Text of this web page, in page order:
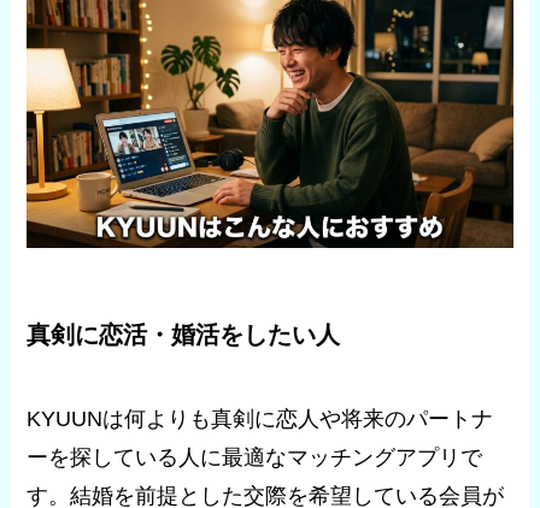
真剣に恋活・婚活をしたい人
KYUUNは何よりも真剣に恋人や将来のパートナ
ーを探している人に最適なマッチングアプリで
す。結婚を前提とした交際を希望している会員が